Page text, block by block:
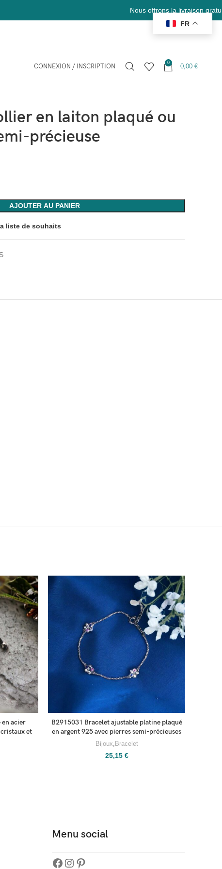
Nous offrons la livraison gratuite en France
CONNEXION / INSCRIPTION 0 0,00 €
en laiton plaqué ou
précieuse
AJOUTER AU PANIER
liste de souhaits
en acier
et
B2915031 Bracelet ajustable platine plaqué
en argent 925 avec pierres semi-précieuses
Bijoux, Bracelet
25,15 €
Menu social
FR